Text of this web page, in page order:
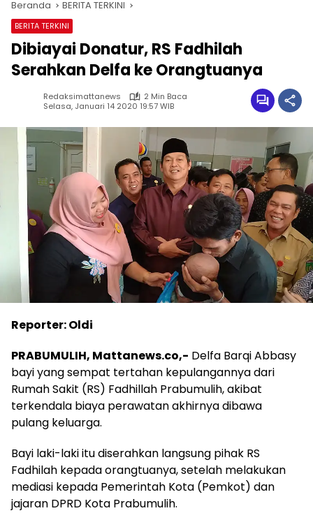
Beranda BERITA TERKINI
BERITA TERKINI
Dibiayai Donatur, RS Fadhilah
Serahkan Delfa ke Orangtuanya
Redaksimattanews
2 Min Baca
Selasa, Januari 14 2020 19:57 WIB
Reporter: Oldi
PRABUMULIH, Mattanews.co,- Delfa Barqi Abbasy
bayi yang sempat tertahan kepulangannya dari
Rumah Sakit (RS) Fadhillah Prabumulih, akibat
terkendala biaya perawatan akhirnya dibawa
pulang keluarga.
Bayi laki-laki itu diserahkan langsung pihak RS
Fadhilah kepada orangtuanya, setelah melakukan
mediasi kepada Pemerintah Kota (Pemkot) dan
jajaran DPRD Kota Prabumulih.